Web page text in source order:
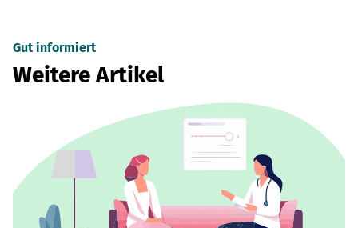
Gut informiert
Weitere Artikel